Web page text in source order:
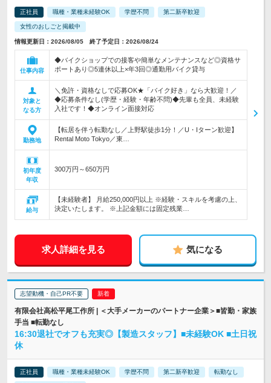
正社員 職種・業種未経験OK 学歴不問 第二新卒歓迎
女性のおしごと掲載中
情報更新日：2026/08/05 終了予定日：2026/08/24
仕事内容
◆バイクショップでの接客や簡単なメンテナンスなど◎資格サ
ポートあり◎5連休以上×年3回◎通勤用バイク貸与
対象と
なる方
＼免許・資格なしで応募OK★「バイク好き」なら大歓迎！／
◆応募条件なし(学歴・経験・年齢不問)◆先輩も全員、未経験
入社です！◆オンライン面接対応
勤務地
【転居を伴う転勤なし／上野駅徒歩1分！／U・Iターン歓迎】
Rental Moto Tokyo／東…
初年度
年収
300万円～650万円
給与
【未経験者】 月給250,000円以上 ※経験・スキルを考慮の上、
決定いたします。 ※上記金額には固定残業…
求人詳細を見る 気になる
志望動機・自己PR不要
有限会社高松平尾工作所 | ＜大手メーカーのパートナー企業＞■皆勤・家族
手当 ■転勤なし
16:30退社でオフも充実◎【製造スタッフ】■未経験OK ■土日祝
休
正社員 職種・業種未経験OK 学歴不問 第二新卒歓迎 転勤なし